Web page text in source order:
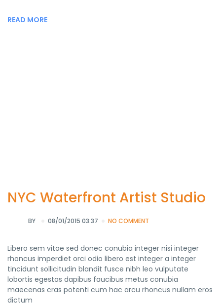
READ MORE
NYC Waterfront Artist Studio
BY 08/01/2015 03:37 NO COMMENT
Libero sem vitae sed donec conubia integer nisi integer
rhoncus imperdiet orci odio libero est integer a integer
tincidunt sollicitudin blandit fusce nibh leo vulputate
lobortis egestas dapibus faucibus metus conubia
maecenas cras potenti cum hac arcu rhoncus nullam eros
dictum